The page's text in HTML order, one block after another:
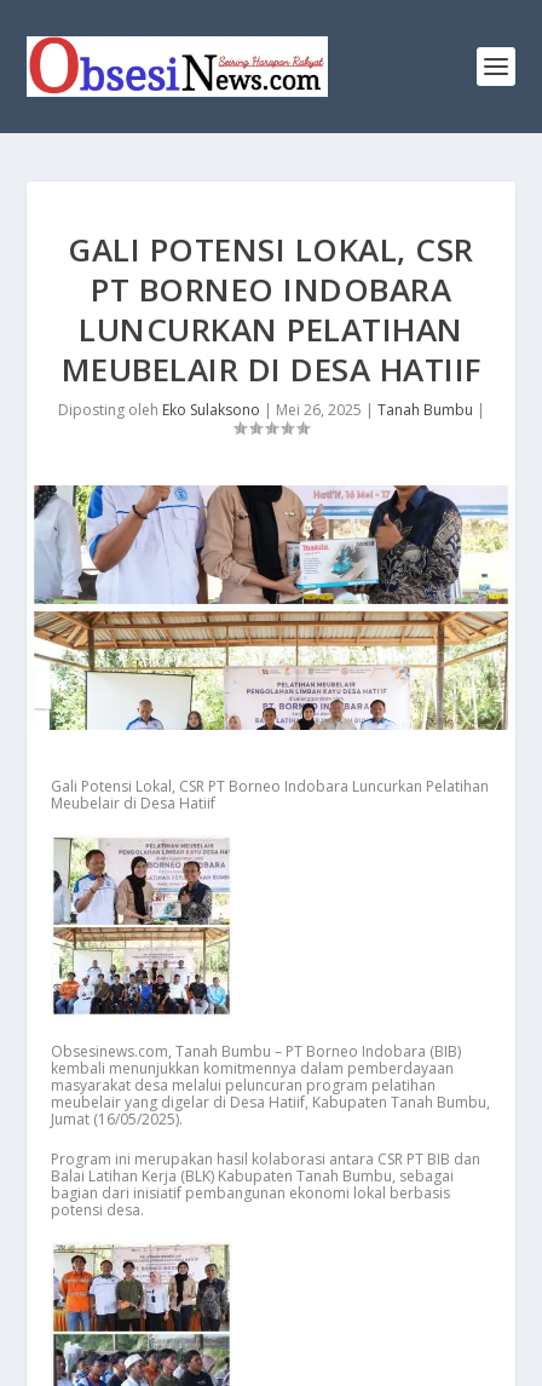
GALI POTENSI LOKAL, CSR
PT BORNEO INDOBARA
LUNCURKAN PELATIHAN
MEUBELAIR DI DESA HATIIF
Diposting oleh Eko Sulaksono | Mei 26, 2025 | Tanah Bumbu |
Gali Potensi Lokal, CSR PT Borneo Indobara Luncurkan Pelatihan
Meubelair di Desa Hatiif
Obsesinews.com, Tanah Bumbu – PT Borneo Indobara (BIB)
kembali menunjukkan komitmennya dalam pemberdayaan
masyarakat desa melalui peluncuran program pelatihan
meubelair yang digelar di Desa Hatiif, Kabupaten Tanah Bumbu,
Jumat (16/05/2025).
Program ini merupakan hasil kolaborasi antara CSR PT BIB dan
Balai Latihan Kerja (BLK) Kabupaten Tanah Bumbu, sebagai
bagian dari inisiatif pembangunan ekonomi lokal berbasis
potensi desa.